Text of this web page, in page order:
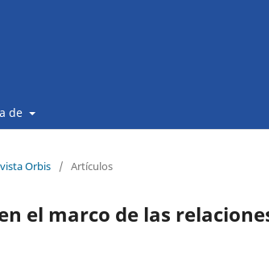
de
Orbis / Artículos
el marco de las